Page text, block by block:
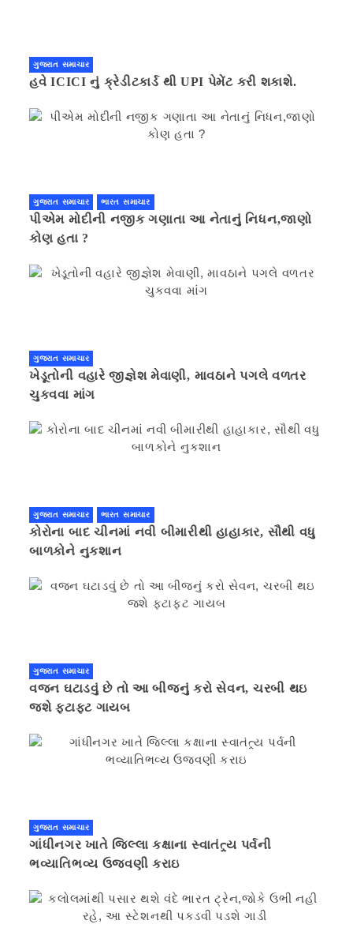
ગુજરાત સમાચાર
હવે ICICI નું ક્રેડીટકાર્ડ થી UPI પેમેંટ કરી શકાશે.
ગુજરાત સમાચાર ભારત સમાચાર
પીએમ મોદીની નજીક ગણાતા આ નેતાનું નિધન,જાણો
કોણ હતા ?
ગુજરાત સમાચાર
ખેડૂતોની વહારે જીજ્ઞેશ મેવાણી, માવઠાને પગલે વળતર
ચુકવવા માંગ
ગુજરાત સમાચાર ભારત સમાચાર
કોરોના બાદ ચીનમાં નવી બીમારીથી હાહાકાર, સૌથી વધુ
બાળકોને નુકશાન
ગુજરાત સમાચાર
વજન ઘટાડવું છે તો આ બીજનું કરો સેવન, ચરબી થઇ
જશે ફટાફટ ગાયબ
ગુજરાત સમાચાર
ગાંધીનગર ખાતે જિલ્લા કક્ષાના સ્વાતંત્ર્ય પર્વની
ભવ્યાતિભવ્ય ઉજવણી કરાઇ